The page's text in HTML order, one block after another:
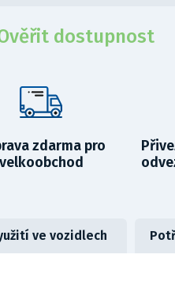
dostupnost
zdarma pro
velkoobchod
ve vozidlech